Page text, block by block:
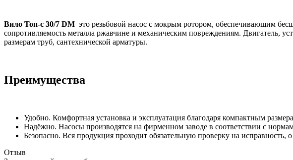
Вило Топ-с 30/7 DM это резьбовой насос с мокрым ротором, обеспечивающим
сопротивляемость металла ржавчине и механическим повреждениям. Двигатель,
размерам труб, сантехнической арматуры.
Преимущества
Удобно. Комфортная установка и эксплуатация благодаря компактным
Надёжно. Насосы производятся на фирменном заводе в соответствии с
Безопасно. Вся продукция проходит обязательную проверку на исправность,
Отзыв